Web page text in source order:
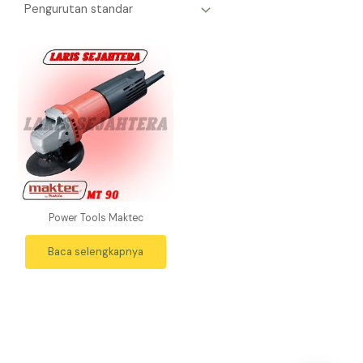
Power Tools Maktec
Baca selengkapnya